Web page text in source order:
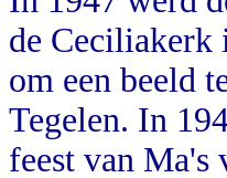
de Ceciliakerk
om een beeld
Tegelen. In
feest van